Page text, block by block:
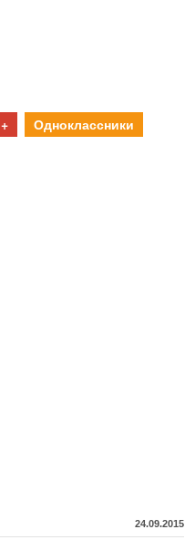
Одноклассники
24.09.2015